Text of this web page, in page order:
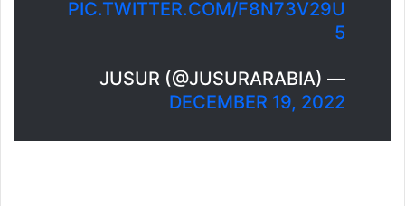
PIC.TWITTER.COM/F8N73V29U
5
— JUSUR (@JUSURARABIA)
DECEMBER 19, 2022